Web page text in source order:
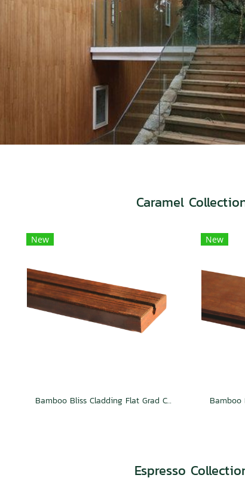
Caramel
New
Bamboo Bliss Cladding Flat Grad Caramel
New
Espresso